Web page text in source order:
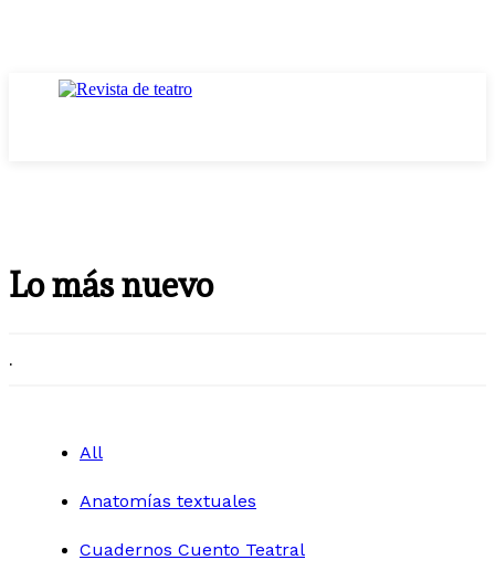
Lo más nuevo
.
All
Anatomías textuales
Cuadernos Cuento Teatral